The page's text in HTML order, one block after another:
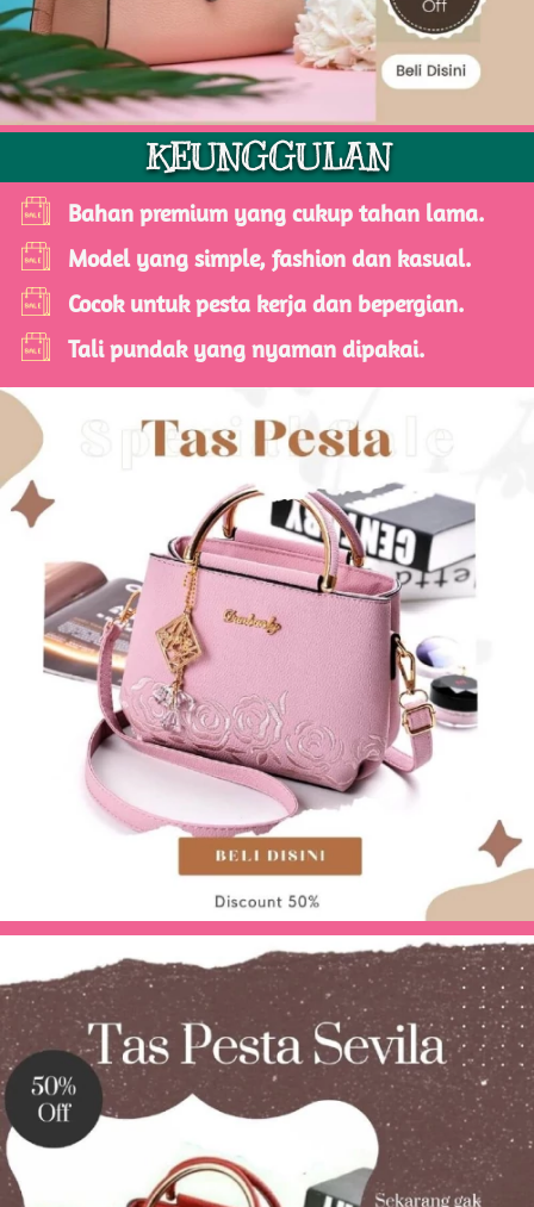
KEUNGGULAN
Bahan premium yang cukup tahan lama.
Model yang simple, fashion dan kasual.
Cocok untuk pesta kerja dan bepergian.
Tali pundak yang nyaman dipakai.